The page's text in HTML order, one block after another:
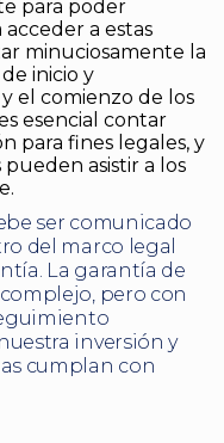
para poder
a estas
minuciosamente la
inicio y
el comienzo de los
esencial contar
para fines legales, y
asistir a los
ser comunicado
del marco legal
La garantía de
pero con
inversión y
cumplan con